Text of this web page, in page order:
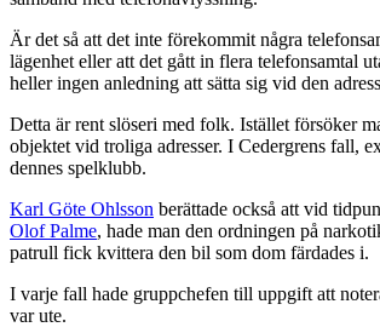
Är det så att det inte förekommit några
lägenhet eller att det gått in flera telefonsamtal
heller ingen anledning att sätta sig vid den
Detta är rent slöseri med folk. Istället försöker
objektet vid troliga adresser. I Cedergrens fall,
dennes spelklubb.
Karl Göte Ohlsson berättade också att vid
Olof Palme, hade man den ordningen på
patrull fick kvittera den bil som dom färdades i.
I varje fall hade gruppchefen till uppgift att
var ute.